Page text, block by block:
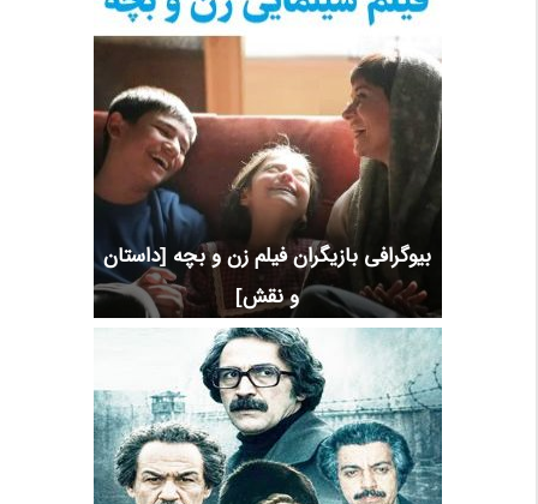
بیوگرافی بازیگران فیلم زن و بچه [داستان
و نقش]